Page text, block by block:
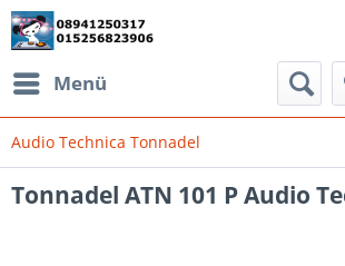
Menü
Audio Technica Tonnadel
Tonnadel ATN 101 P Audio